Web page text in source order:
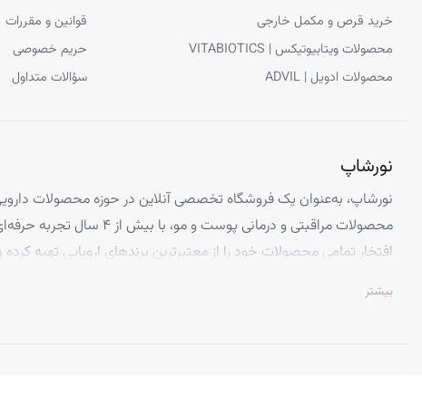
پس از این محصول می‌ توانید به سراغ سایر
محصولات روتین مراقبت
اگر دارای پوست مستعد جوش و لک هستید، پس از مصرف این محصول
خرید قرص و مکمل خارجی
محصولات ویتابیوتیکس | VITABIOTICS
محصولات ادویل | ADVIL
قوانین و مقررات
حریم خصوصی
سؤالات متداول
نورشاپ
نورشاپ، به‌عنوان یک فروشگاه تخصصی آنلاین در حوزه محصولات
محصولات مراقبتی و درمانی پوست و
افتخار تمامی محصولات خود را از معتبرترین برندهای اروپایی تهیه
تخصص ما ارائه محصولاتی است که از کیفیت و استانداردهای برتر جهانی
بیشتر